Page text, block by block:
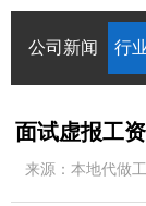
公司新闻 行
面试虚报工
来源：本地代做